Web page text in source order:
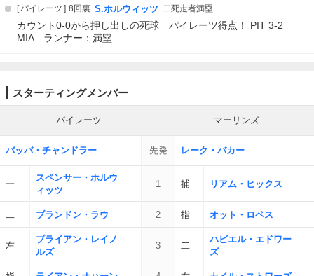
パイレーツ 8回裏 S.ホルウィッツ 二死走者満塁
カウント0-0から押し出しの死球 パイレーツ得点！ PIT 3-2
MIA ランナー：満塁
スターティングメンバー
パイレーツ マーリンズ
バッバ・チャンドラー 先発 レーク・バカー
一
スペンサー・ホルウ
ィッツ
1 捕 リアム・ヒックス
二 ブランドン・ラウ 2 指 オット・ロペス
左
ブライアン・レイノ
ルズ
3 二
ハビエル・エドワー
ズ